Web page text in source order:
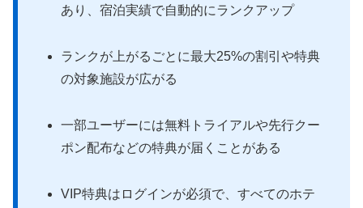
あり、宿泊実績で自動的にランクアップ
ランクが上がるごとに最大25%の割引や特典
の対象施設が広がる
一部ユーザーには無料トライアルや先行クー
ポン配布などの特典が届くことがある
VIP特典はログインが必須で、すべてのホテ